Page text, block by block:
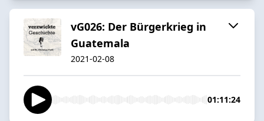
vG026: Der Bürgerkrieg in
Guatemala
2021-02-08
01:11:24